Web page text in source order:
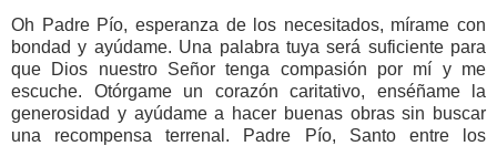
Oh Padre Pío, esperanza de los necesitados, mírame con
bondad y ayúdame. Una palabra tuya será suficiente para
que Dios nuestro Señor tenga compasión por mí y me
escuche. Otórgame un corazón caritativo, enséñame la
generosidad y ayúdame a hacer buenas obras sin buscar
una recompensa terrenal. Padre Pío, Santo entre los